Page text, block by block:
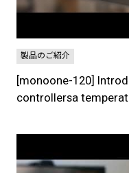
製品のご紹介
[monoone-120]
controllersa